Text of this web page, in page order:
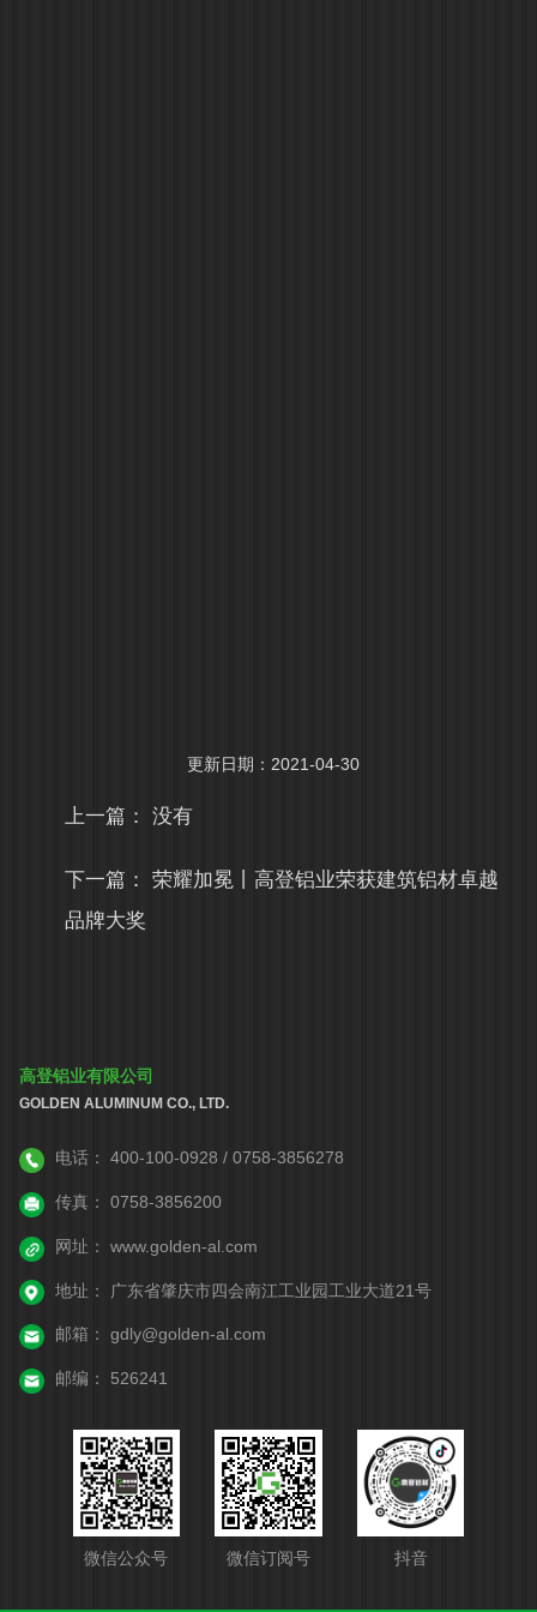
更新日期：2021-04-30
上一篇： 没有
下一篇：荣耀加冕丨高登铝业荣获建筑铝材卓越
品牌大奖
高登铝业有限公司
GOLDEN ALUMINUM CO., LTD.
电话： 400-100-0928 / 0758-3856278
传真： 0758-3856200
网址： www.golden-al.com
地址： 广东省肇庆市四会南江工业园工业大道21号
邮箱： gdly@golden-al.com
邮编： 526241
微信公众号 微信订阅号 抖音